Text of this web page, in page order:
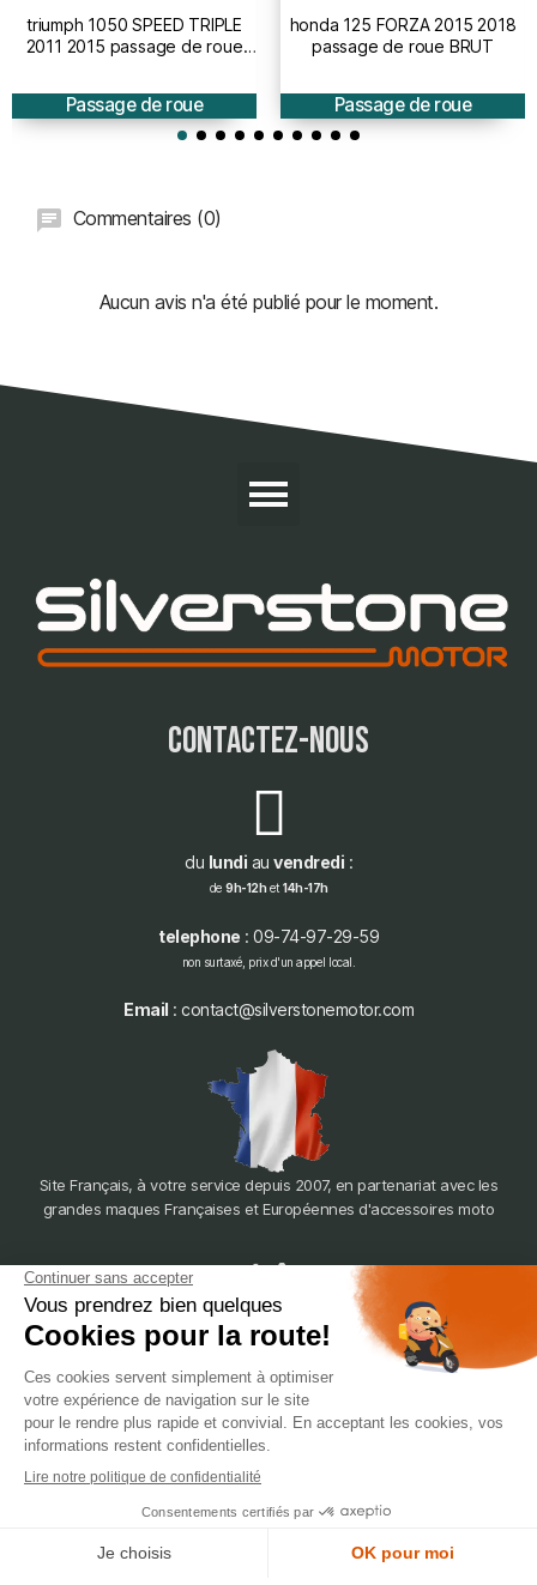
triumph 1050 SPEED TRIPLE
2011 2015 passage de roue
Passage de roue
honda 125 FORZA 2015 2018
passage de roue BRUT
Passage de roue
Commentaires (0)
Aucun avis n'a été publié pour le moment.
contactez-nous
du lundi au vendredi :
de 9h-12het 14h-17h
telephone : 09-74-97-29-59
non surtaxé, prix d'un appel local.
Email : contact@silverstonemotor.com
Site Français, à votre service depuis 2007, en partenariat avec les
grandes maques Françaises et Européennes d'accessoires moto
388 Av. Charles de Gaulle, 69200 Vénissieux
© 2007-2025 Silverstone Motor